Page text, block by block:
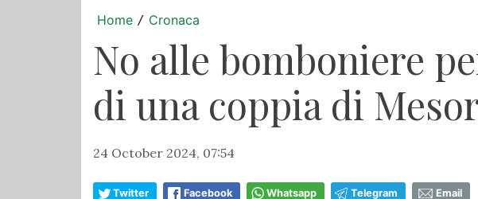
Home / Cronaca
No alle bomboniere
di una coppia di
24 October 2024, 07:54
Twitter Facebook Whatsapp Telegram Email